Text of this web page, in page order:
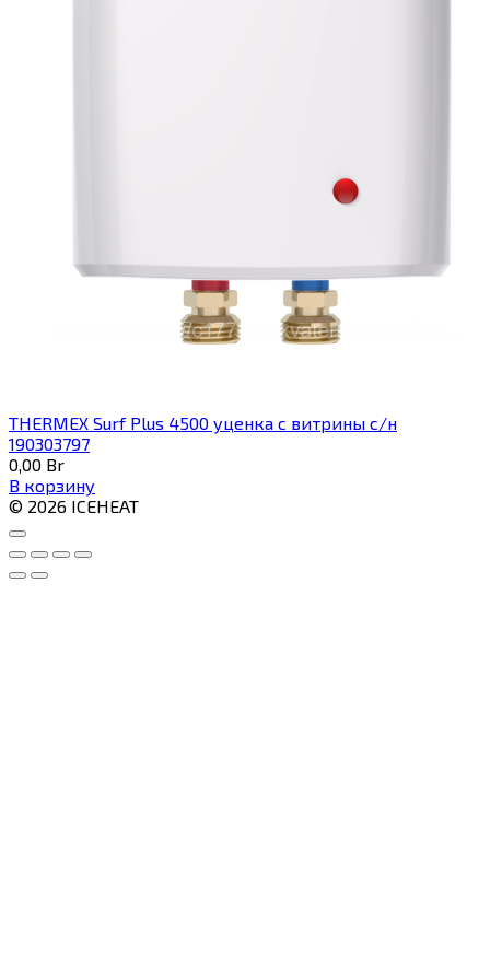
THERMEX Surf Plus 4500 уценка с витрины с/н
190303797
0,00 Br
В корзину
© 2026 ICEHEAT